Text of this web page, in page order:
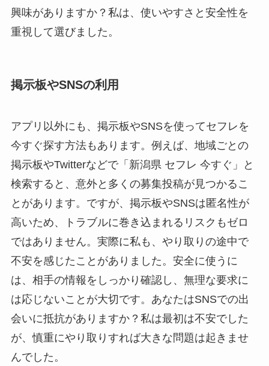
興味がありますか？私は、使いやすさと安全性を
重視して選びました。
掲示板やSNSの利用
アプリ以外にも、掲示板やSNSを使ってセフレを
今すぐ探す方法もあります。例えば、地域ごとの
掲示板やTwitterなどで「新潟県 セフレ 今すぐ」と
検索すると、意外と多くの募集投稿が見つかるこ
とがあります。ですが、掲示板やSNSは匿名性が
高いため、トラブルに巻き込まれるリスクもゼロ
ではありません。実際に私も、やり取りの途中で
不安を感じたことがありました。安全に使うに
は、相手の情報をしっかり確認し、無理な要求に
は応じないことが大切です。あなたはSNSでの出
会いに抵抗がありますか？私は最初は不安でした
が、慎重にやり取りすれば大きな問題は起きませ
んでした。